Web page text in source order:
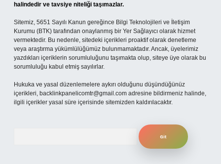
halindedir ve tavsiye niteliği taşımazlar.
Sitemiz, 5651 Sayılı Kanun gereğince Bilgi Teknolojileri ve İletişim
Kurumu (BTK) tarafından onaylanmış bir Yer Sağlayıcı olarak hizmet
vermektedir. Bu nedenle, sitedeki içerikleri proaktif olarak denetleme
veya araştırma yükümlülüğümüz bulunmamaktadır. Ancak, üyelerimiz
yazdıkları içeriklerin sorumluluğunu taşımakta olup, siteye üye olarak bu
sorumluluğu kabul etmiş sayılırlar.
Hukuka ve yasal düzenlemelere aykırı olduğunu düşündüğünüz
içerikleri, backlinkpanelicomtr@gmail.com adresine bildirmeniz halinde,
ilgili içerikler yasal süre içerisinde sitemizden kaldırılacaktır.